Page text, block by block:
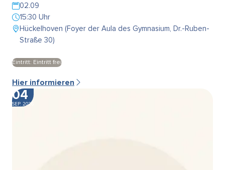
02.09
15:30 Uhr
Hückelhoven (Foyer der Aula des Gymnasium, Dr.-Ruben-
Straße 30)
Eintritt: Eintritt frei
Hier informieren
04
SEP. 2026